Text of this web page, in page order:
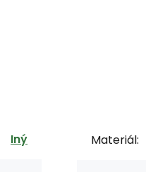
Iný Materiál: